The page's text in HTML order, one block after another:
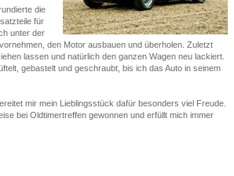
die
für
unter der
den Motor ausbauen und überholen. Zuletzt
lassen und natürlich den ganzen Wagen neu lackiert.
gebastelt und geschraubt, bis ich das Auto in seinem
mir mein Lieblingsstück dafür besonders viel Freude.
bei Oldtimertreffen gewonnen und erfüllt mich immer